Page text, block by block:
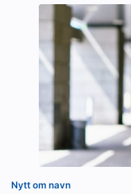
Nytt om navn